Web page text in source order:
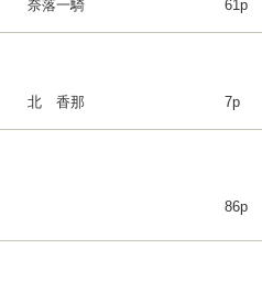
奈落一騎 61p
北 香那 7p
86p